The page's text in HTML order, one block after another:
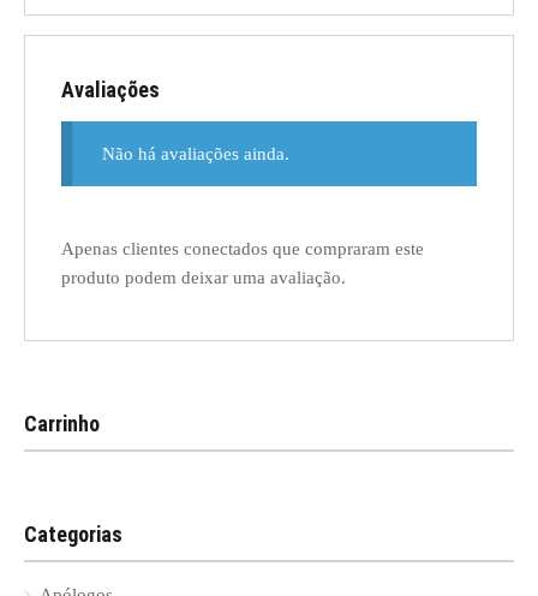
Avaliações
Não há avaliações ainda.
Apenas clientes conectados que compraram este
produto podem deixar uma avaliação.
Carrinho
Categorias